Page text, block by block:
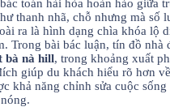
toán hài hòa hoàn hảo giữa
thanh nhã, chỗ nhưng mà số
ra là hình dạng chìa khóa lộ
Trong bài bác luận, tín đồ nhà
bà nà hill, trong khoảng xuất
giúp du khách hiểu rõ hơn
khả năng chỉnh sửa cuộc